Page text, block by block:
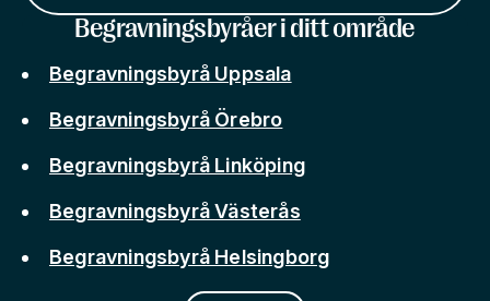
Begravningsbyråer i ditt område
Begravningsbyrå Uppsala
Begravningsbyrå Örebro
Begravningsbyrå Linköping
Begravningsbyrå Västerås
Begravningsbyrå Helsingborg